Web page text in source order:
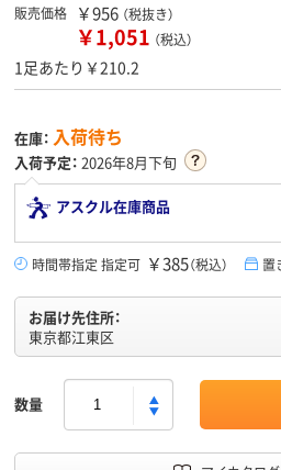
販売価格 ￥956 （税抜き）
￥1,051 （税込）
1足あたり￥210.2
在庫： 入荷待ち
入荷予定： 2026年8月下旬
アスクル在庫商品
時間帯指定 指定可 ￥385（税込） 置
お届け先住所：
東京都江東区
数量